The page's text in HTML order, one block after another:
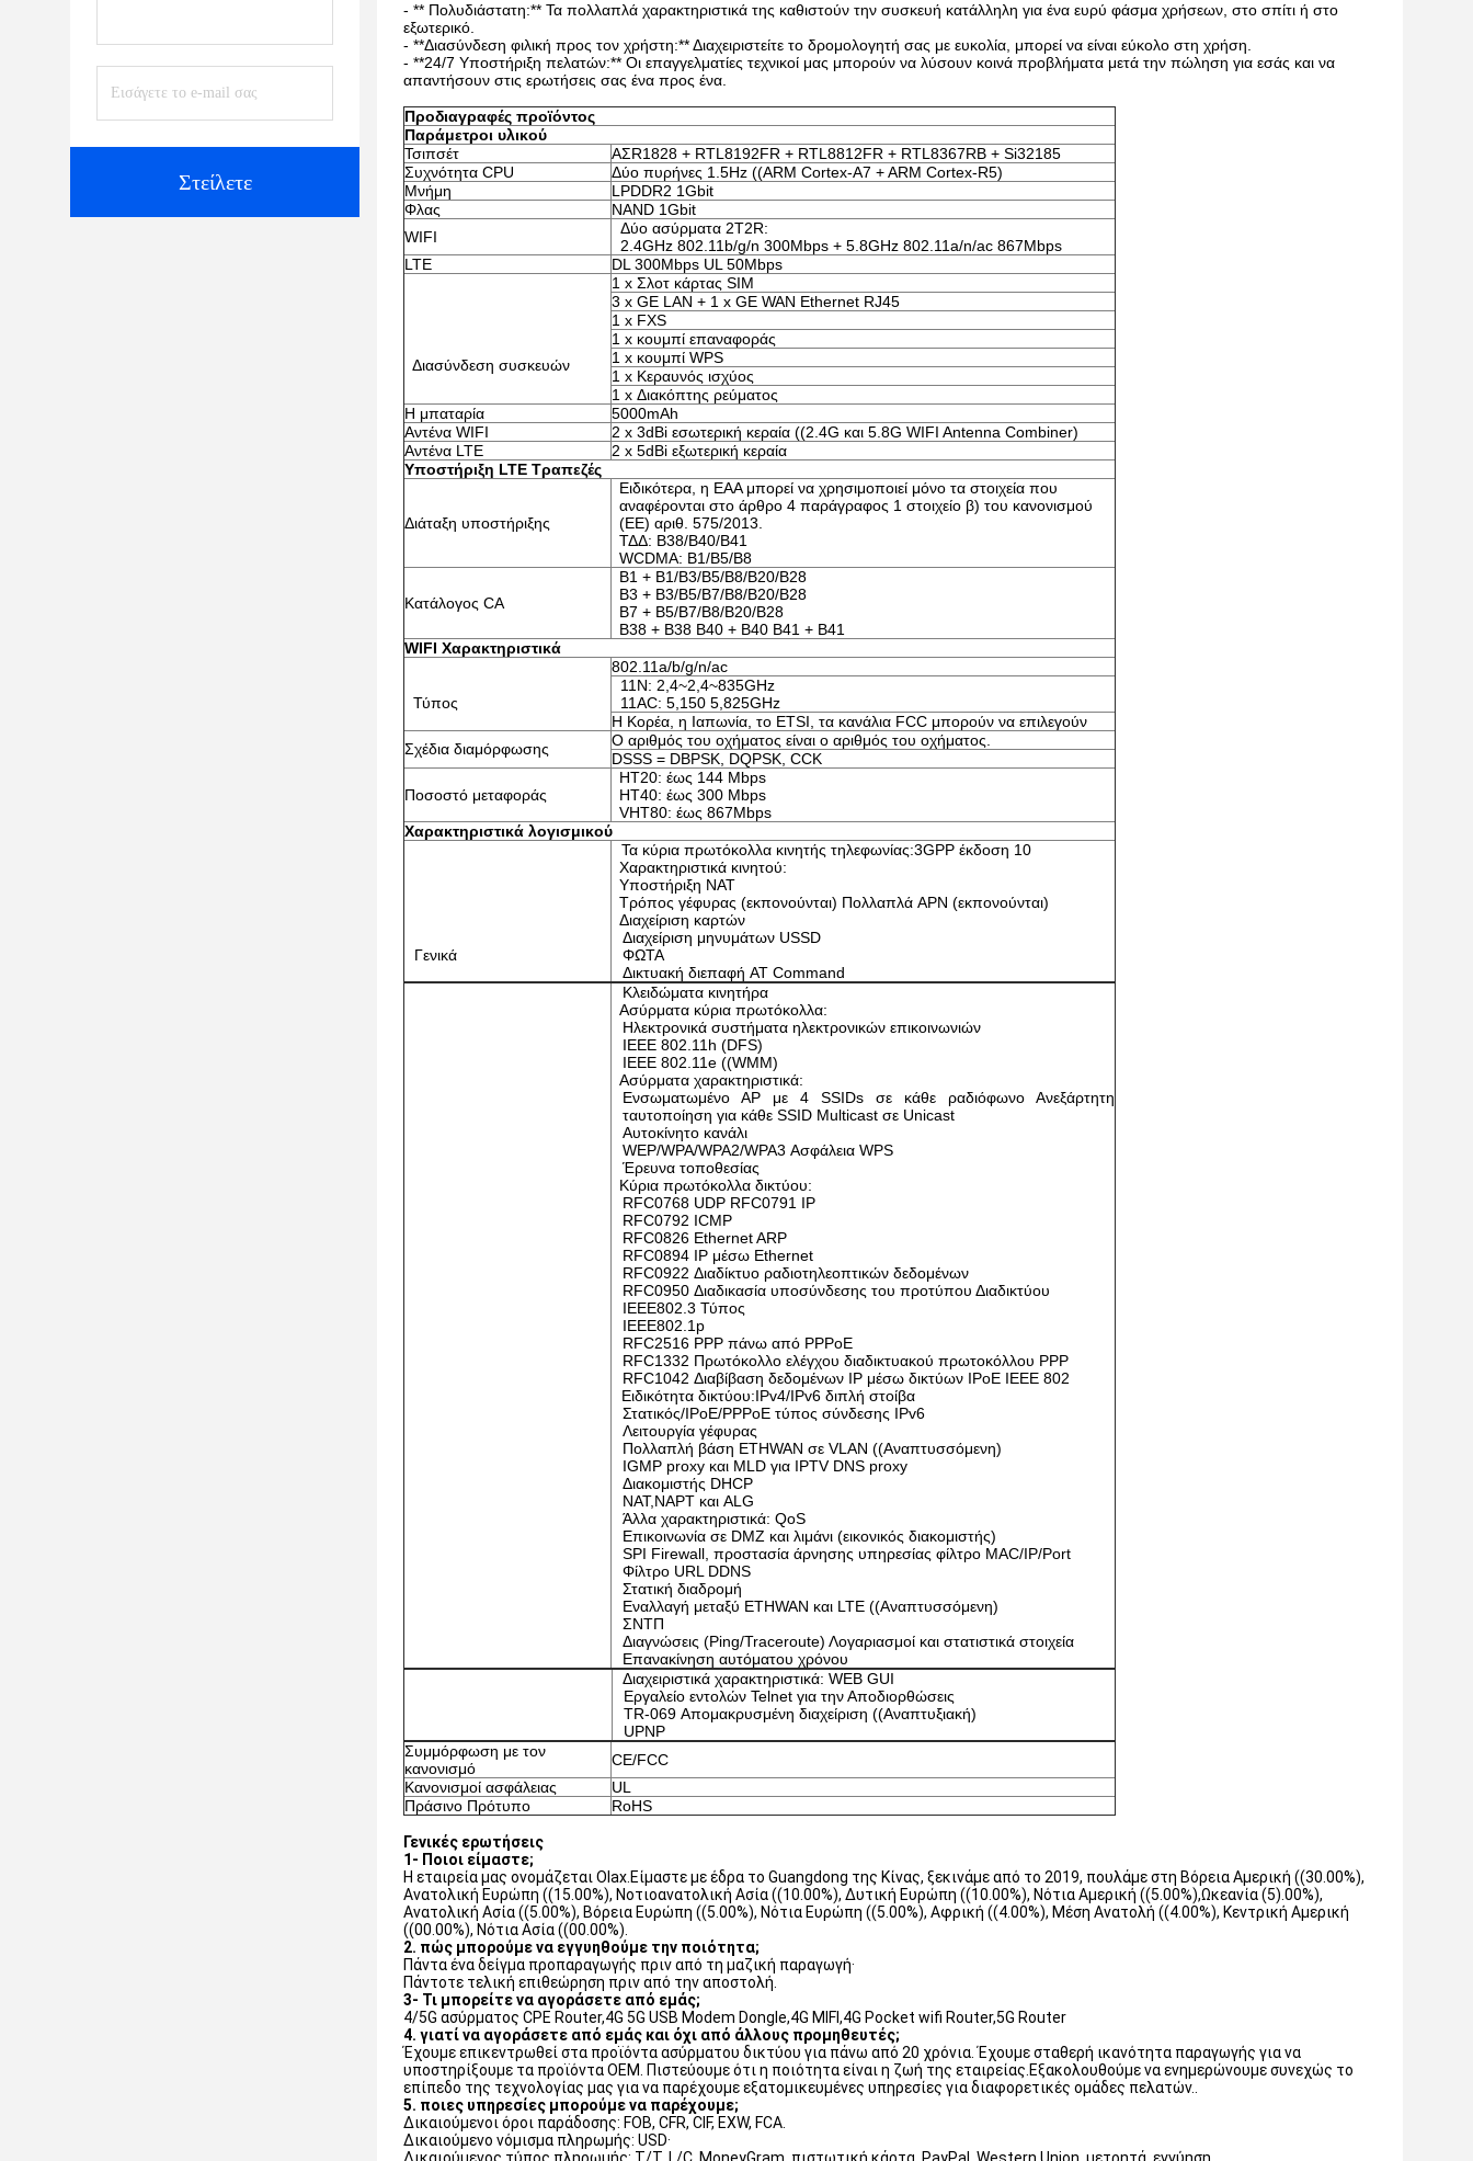
Στείλετε
- ** Πολυδιάστατη:** Τα πολλαπλά χαρακτηριστικά της καθιστούν την συσκευή κατάλληλη για ένα ευρύ φάσμα χρήσεων, στο σπίτι ή στο
εξωτερικό.
- **Διασύνδεση φιλική προς τον χρήστη:** Διαχειριστείτε το δρομολογητή σας με ευκολία, μπορεί να είναι εύκολο στη χρήση.
- **24/7 Υποστήριξη πελατών:** Οι επαγγελματίες τεχνικοί μας μπορούν να λύσουν κοινά προβλήματα μετά την πώληση για εσάς και να
απαντήσουν στις ερωτήσεις σας ένα προς ένα.
Προδιαγραφές προϊόντος
Παράμετροι υλικού
Τσιπσέτ
ΑΣR1828 + RTL8192FR + RTL8812FR + RTL8367RB + Si32185
Συχνότητα CPU
Δύο πυρήνες 1.5Hz ((ARM Cortex-A7 + ARM Cortex-R5)
Μνήμη
LPDDR2 1Gbit
Φλας
NAND 1Gbit
WIFI
Δύο ασύρματα 2T2R:
2.4GHz 802.11b/g/n 300Mbps + 5.8GHz 802.11a/n/ac 867Mbps
LTE
DL 300Mbps UL 50Mbps
Διασύνδεση συσκευών
1 x Σλοτ κάρτας SIM
3 x GE LAN + 1 x GE WAN Ethernet RJ45
1 x FXS
1 x κουμπί επαναφοράς
1 x κουμπί WPS
1 x Κεραυνός ισχύος
1 x Διακόπτης ρεύματος
Η μπαταρία
5000mAh
Αντένα WIFI
2 x 3dBi εσωτερική κεραία ((2.4G και 5.8G WIFI Antenna Combiner)
Αντένα LTE
2 x 5dBi εξωτερική κεραία
Υποστήριξη LTE Τραπεζές
Διάταξη υποστήριξης
Ειδικότερα, η ΕΑΑ μπορεί να χρησιμοποιεί μόνο τα στοιχεία που
αναφέρονται στο άρθρο 4 παράγραφος 1 στοιχείο β) του κανονισμού
(ΕΕ) αριθ. 575/2013.
ΤΔΔ: Β38/Β40/Β41
WCDMA: Β1/Β5/Β8
Κατάλογος CA
Β1 + Β1/Β3/Β5/Β8/Β20/Β28
Β3 + Β3/Β5/Β7/Β8/Β20/Β28
Β7 + Β5/Β7/Β8/Β20/Β28
Β38 + Β38 Β40 + Β40 Β41 + Β41
WIFI Χαρακτηριστικά
Τύπος
802.11a/b/g/n/ac
11N: 2,4~2,4~835GHz
11AC: 5,150 5,825GHz
Η Κορέα, η Ιαπωνία, το ETSI, τα κανάλια FCC μπορούν να επιλεγούν
Σχέδια διαμόρφωσης
Ο αριθμός του οχήματος είναι ο αριθμός του οχήματος.
DSSS = DBPSK, DQPSK, CCK
Ποσοστό μεταφοράς
HT20: έως 144 Mbps
HT40: έως 300 Mbps
VHT80: έως 867Mbps
Χαρακτηριστικά λογισμικού
Γενικά
Τα κύρια πρωτόκολλα κινητής τηλεφωνίας:3GPP έκδοση 10
Χαρακτηριστικά κινητού:
Υποστήριξη NAT
Τρόπος γέφυρας (εκπονούνται) Πολλαπλά APN (εκπονούνται)
Διαχείριση καρτών
Διαχείριση μηνυμάτων USSD
ΦΩΤΑ
Δικτυακή διεπαφή AT Command
Κλειδώματα κινητήρα
Ασύρματα κύρια πρωτόκολλα:
Ηλεκτρονικά συστήματα ηλεκτρονικών επικοινωνιών
IEEE 802.11h (DFS)
IEEE 802.11e ((WMM)
Ασύρματα χαρακτηριστικά:
Ενσωματωμένο AP με 4 SSIDs σε κάθε ραδιόφωνο Ανεξάρτητη
ταυτοποίηση για κάθε SSID Multicast σε Unicast
Αυτοκίνητο κανάλι
WEP/WPA/WPA2/WPA3 Ασφάλεια WPS
Έρευνα τοποθεσίας
Κύρια πρωτόκολλα δικτύου:
RFC0768 UDP RFC0791 IP
RFC0792 ICMP
RFC0826 Ethernet ARP
RFC0894 IP μέσω Ethernet
RFC0922 Διαδίκτυο ραδιοτηλεοπτικών δεδομένων
RFC0950 Διαδικασία υποσύνδεσης του προτύπου Διαδικτύου
IEEE802.3 Τύπος
IEEE802.1p
RFC2516 PPP πάνω από PPPoE
RFC1332 Πρωτόκολλο ελέγχου διαδικτυακού πρωτοκόλλου PPP
RFC1042 Διαβίβαση δεδομένων IP μέσω δικτύων IPoE IEEE 802
Ειδικότητα δικτύου:IPv4/IPv6 διπλή στοίβα
Στατικός/IPoE/PPPoE τύπος σύνδεσης IPv6
Λειτουργία γέφυρας
Πολλαπλή βάση ETHWAN σε VLAN ((Αναπτυσσόμενη)
IGMP proxy και MLD για IPTV DNS proxy
Διακομιστής DHCP
NAT,NAPT και ALG
Άλλα χαρακτηριστικά: QoS
Επικοινωνία σε DMZ και λιμάνι (εικονικός διακομιστής)
SPI Firewall, προστασία άρνησης υπηρεσίας φίλτρο MAC/IP/Port
Φίλτρο URL DDNS
Στατική διαδρομή
Εναλλαγή μεταξύ ETHWAN και LTE ((Αναπτυσσόμενη)
ΣΝΤΠ
Διαγνώσεις (Ping/Traceroute) Λογαριασμοί και στατιστικά στοιχεία
Επανακίνηση αυτόματου χρόνου
Διαχειριστικά χαρακτηριστικά: WEB GUI
Εργαλείο εντολών Telnet για την Αποδιορθώσεις
TR-069 Απομακρυσμένη διαχείριση ((Αναπτυξιακή)
UPNP
Συμμόρφωση με τον
κανονισμό
CE/FCC
Κανονισμοί ασφάλειας
UL
Πράσινο Πρότυπο
RoHS
Γενικές ερωτήσεις
1- Ποιοι είμαστε;
Η εταιρεία μας ονομάζεται Olax.Είμαστε με έδρα το Guangdong της Κίνας, ξεκινάμε από το 2019, πουλάμε στη Βόρεια Αμερική ((30.00%),
Ανατολική Ευρώπη ((15.00%), Νοτιοανατολική Ασία ((10.00%), Δυτική Ευρώπη ((10.00%), Νότια Αμερική ((5.00%),Ωκεανία (5).00%),
Ανατολική Ασία ((5.00%), Βόρεια Ευρώπη ((5.00%), Νότια Ευρώπη ((5.00%), Αφρική ((4.00%), Μέση Ανατολή ((4.00%), Κεντρική Αμερική
((00.00%), Νότια Ασία ((00.00%).
2. πώς μπορούμε να εγγυηθούμε την ποιότητα;
Πάντα ένα δείγμα προπαραγωγής πριν από τη μαζική παραγωγή·
Πάντοτε τελική επιθεώρηση πριν από την αποστολή.
3- Τι μπορείτε να αγοράσετε από εμάς;
4/5G ασύρματος CPE Router,4G 5G USB Modem Dongle,4G MIFI,4G Pocket wifi Router,5G Router
4. γιατί να αγοράσετε από εμάς και όχι από άλλους προμηθευτές;
Έχουμε επικεντρωθεί στα προϊόντα ασύρματου δικτύου για πάνω από 20 χρόνια. Έχουμε σταθερή ικανότητα παραγωγής για να
υποστηρίξουμε τα προϊόντα OEM. Πιστεύουμε ότι η ποιότητα είναι η ζωή της εταιρείας.Εξακολουθούμε να ενημερώνουμε συνεχώς το
επίπεδο της τεχνολογίας μας για να παρέχουμε εξατομικευμένες υπηρεσίες για διαφορετικές ομάδες πελατών..
5. ποιες υπηρεσίες μπορούμε να παρέχουμε;
Δικαιούμενοι όροι παράδοσης: FOB, CFR, CIF, EXW, FCA.
Δικαιούμενο νόμισμα πληρωμής: USD·